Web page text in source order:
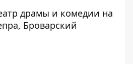
драмы и комедии на
Броварский